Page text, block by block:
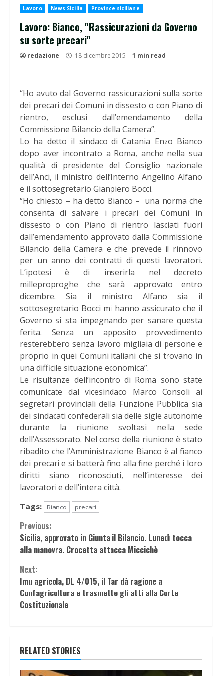
Lavoro News Sicilia Province siciliane
Lavoro: Bianco, "Rassicurazioni da Governo
su sorte precari"
redazione 18 dicembre 2015 1 min read
“Ho avuto dal Governo rassicurazioni sulla sorte
dei precari dei Comuni in dissesto o con Piano di
rientro, esclusi dall’emendamento della
Commissione Bilancio della Camera”.
Lo ha detto il sindaco di Catania Enzo Bianco
dopo aver incontrato a Roma, anche nella sua
qualità di presidente del Consiglio nazionale
dell’Anci, il ministro dell’Interno Angelino Alfano
e il sottosegretario Gianpiero Bocci.
“Ho chiesto – ha detto Bianco – una norma che
consenta di salvare i precari dei Comuni in
dissesto o con Piano di rientro lasciati fuori
dall’emendamento approvato dalla Commissione
Bilancio della Camera e che prevede il rinnovo
per un anno dei contratti di questi lavoratori.
L’ipotesi è di inserirla nel decreto
milleproproghe che sarà approvato entro
dicembre. Sia il ministro Alfano sia il
sottosegretario Bocci mi hanno assicurato che il
Governo si sta impegnando per sanare questa
ferita. Senza un apposito provvedimento
resterebbero senza lavoro migliaia di persone e
proprio in quei Comuni italiani che si trovano in
una difficile situazione economica”.
Le risultanze dell’incontro di Roma sono state
comunicate dal vicesindaco Marco Consoli ai
segretari provinciali della Funzione Pubblica sia
dei sindacati confederali sia delle sigle autonome
durante la riunione svoltasi nella sede
dell’Assessorato. Nel corso della riunione è stato
ribadito che l’Amministrazione Bianco è al fianco
dei precari e si batterà fino alla fine perché i loro
diritti siano riconosciuti, nell’interesse dei
lavoratori e dell’intera città.
Tags:
Bianco precari
Continue
Reading
Previous:
Sicilia, approvato in Giunta il Bilancio. Lunedì tocca
alla manovra. Crocetta attacca Miccichè
Next:
Imu agricola, DL 4/015, il Tar dà ragione a
Confagricoltura e trasmette gli atti alla Corte
Costituzionale
RELATED STORIES